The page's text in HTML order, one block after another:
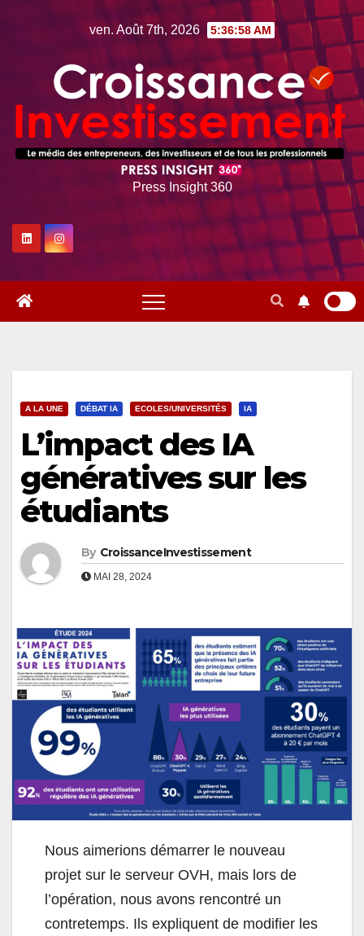
ven. Août 7th, 2026 5:36:59 AM
Press Insight 360
A LA UNE DÉBAT IA ECOLES/UNIVERSITÉS IA
L’impact des IA
génératives sur les
étudiants
By CroissanceInvestissement
MAI 28, 2024
Nous aimerions démarrer le nouveau
projet sur le serveur OVH, mais lors de
l’opération, nous avons rencontré un
contretemps. Ils expliquent de modifier les